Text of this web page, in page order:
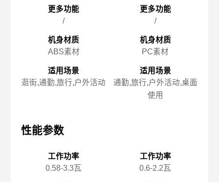
更多功能
/
机身材质
ABS素材
适用场景
逛街,通勤,旅行,户外活动
性能参数
工作功率
0.58-3.3瓦
更多功能
/
机身材质
PC素材
适用场景
通勤,旅行,户外活动,桌面
使用
工作功率
0.6-2.2瓦